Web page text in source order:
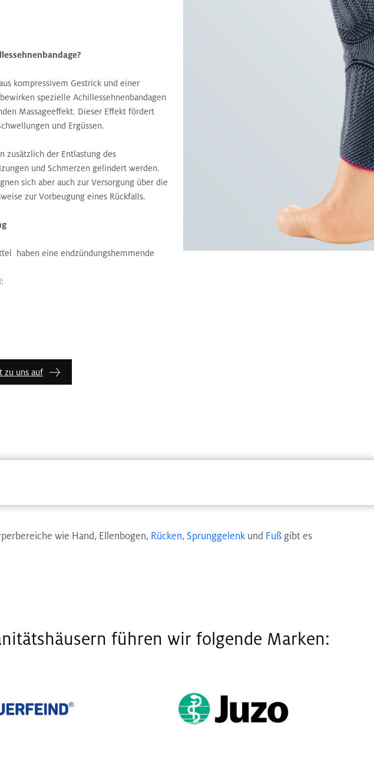
kompressivem Gestrick und einer
spezielle Achillessehnenbandagen
Massageeffekt. Dieser Effekt fördert
und Ergüssen.
zusätzlich der Entlastung des
und Schmerzen gelindert werden.
sich aber auch zur Versorgung über die
zur Vorbeugung eines Rückfalls.
haben eine endzündungshemmende
zu uns auf
wie Hand, Ellenbogen, Rücken, Sprunggelenk und Fuß gibt es
führen wir folgende Marken: